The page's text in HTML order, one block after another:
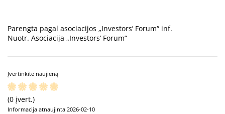
Parengta pagal asociacijos „Investors’ Forum“ inf.
Nuotr. Asociacija „Investors’ Forum“
Įvertinkite naujieną
(0 įvert.)
Informacija atnaujinta 2026-02-10